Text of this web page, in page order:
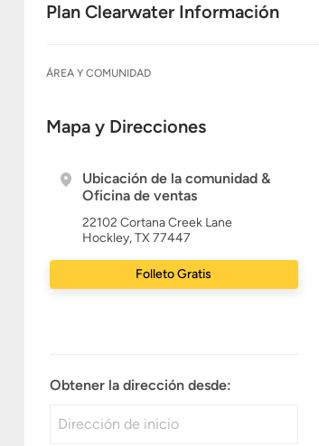
Plan Clearwater Información
ÁREA Y COMUNIDAD
Mapa y Direcciones
Ubicación de la comunidad &
Oficina de ventas
22102 Cortana Creek Lane
Hockley, TX 77447
Folleto Gratis
Obtener la dirección desde: